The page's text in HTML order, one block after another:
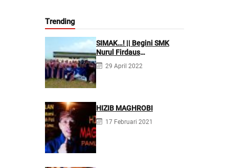
Trending
SIMAK…! || Begini SMK
Nurul Firdaus
Mengarahkan Siswanya
agar Menjadi Asisten
29 April 2022
HIZIB MAGHROBI
17 Februari 2021